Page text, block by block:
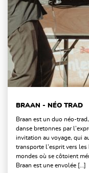
BRAAN - NÉO TRAD
Braan est un duo néo-
danse bretonnes par
invitation au voyage, qui
transporte l’esprit vers les
mondes où se côtoient
Braan est une envolée […]